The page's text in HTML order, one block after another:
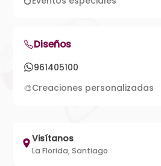
Diseños
961405100
🎨Creaciones personalizadas
Visítanos
La Florida, Santiago